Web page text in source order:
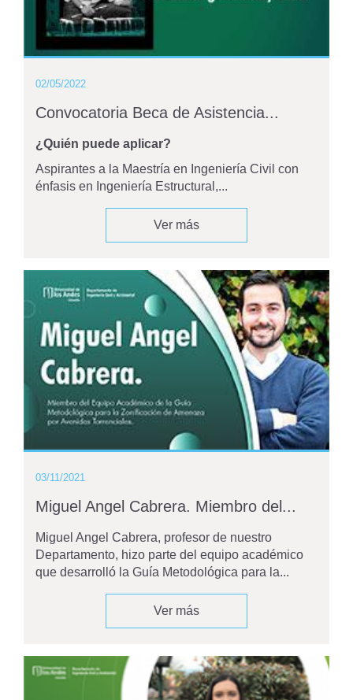
02/05/2022
Convocatoria Beca de Asistencia...
¿Quién puede aplicar?
Aspirantes a la Maestría en Ingeniería Civil con
énfasis en Ingeniería Estructural,...
Ver más
03/11/2021
Miguel Angel Cabrera. Miembro del...
Miguel Angel Cabrera, profesor de nuestro
Departamento, hizo parte del equipo académico
que desarrolló la Guía Metodológica para la...
Ver más